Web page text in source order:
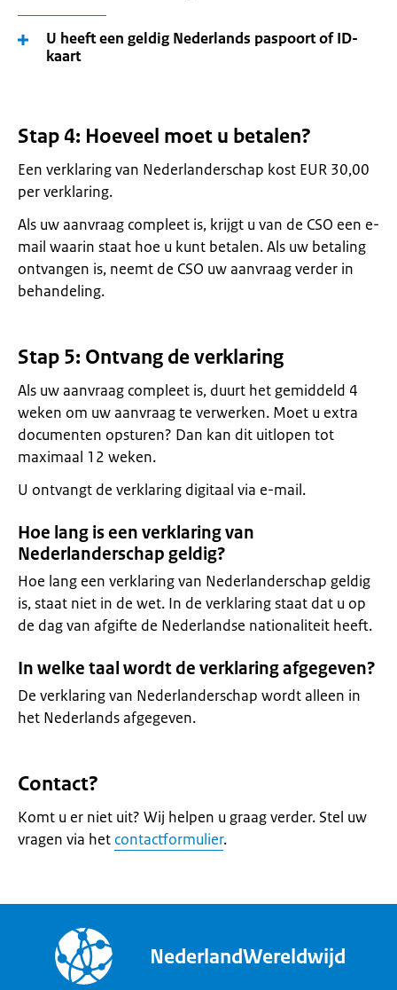
U heeft een geldig Nederlands paspoort of ID-
kaart
Stap 4: Hoeveel moet u betalen?
Een verklaring van Nederlanderschap kost EUR 30,00
per verklaring.
Als uw aanvraag compleet is, krijgt u van de CSO een e-
mail waarin staat hoe u kunt betalen. Als uw betaling
ontvangen is, neemt de CSO uw aanvraag verder in
behandeling.
Stap 5: Ontvang de verklaring
Als uw aanvraag compleet is, duurt het gemiddeld 4
weken om uw aanvraag te verwerken. Moet u extra
documenten opsturen? Dan kan dit uitlopen tot
maximaal 12 weken.
U ontvangt de verklaring digitaal via e-mail.
Hoe lang is een verklaring van
Nederlanderschap geldig?
Hoe lang een verklaring van Nederlanderschap geldig
is, staat niet in de wet. In de verklaring staat dat u op
de dag van afgifte de Nederlandse nationaliteit heeft.
In welke taal wordt de verklaring afgegeven?
De verklaring van Nederlanderschap wordt alleen in
het Nederlands afgegeven.
Contact?
Komt u er niet uit? Wij helpen u graag verder. Stel uw
vragen via het contactformulier.
NederlandWereldwijd